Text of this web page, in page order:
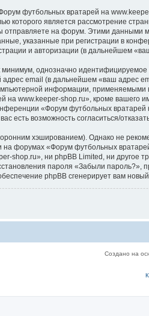
футбольных вратарей на
которого является рассмотрение
на форум. Этими данными
указанные при регистрации в
и авторизации (в дальнейшем
минимум, однозначно
email (в дальнейшем «ваш адрес
информации,
www.keeper-shop.ru», кроме вашего
«Форум футбольных
есть возможность согласиться/
хэшированием). Однако не
на форумах «Форум футбольных
shop.ru», ни phpBB Limited, ни другое
пароля «Забыли
phpBB сгенерирует вам
Создано на